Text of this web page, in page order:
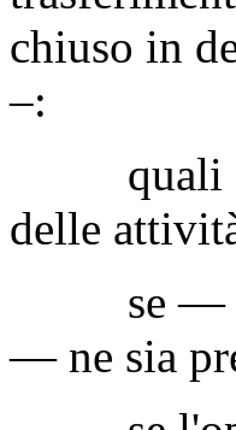
è ora in
sede
chiuso in
quali
delle